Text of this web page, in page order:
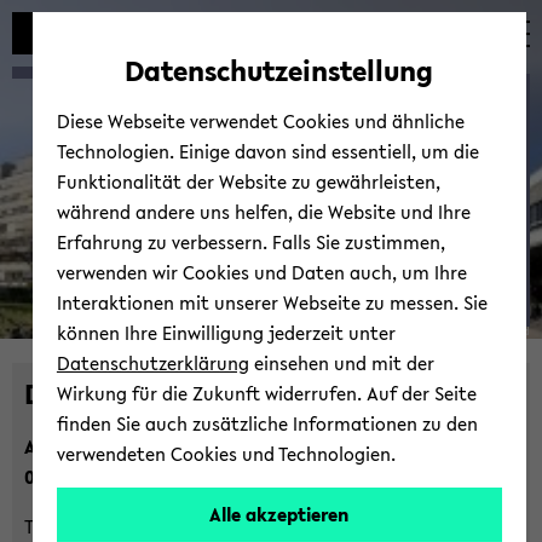
Automatische
vermeiden
zum
wechseln
zum
wechseln
zum
wechseln
Tech­no­lo­gies
Prof.
Dr.
Kevin
Tier­
ney
© Uni­ver­si­tät Bie­le­feld
De­cis­i­on and Ope­ra­ti­on Tech­no­lo­gies
At­ten­ti­on: I am mo­ving to theUni­ver­si­ty of Vi­en­na
01.10.2025.
Thank you to all the great stu­dents and col­le­agues at
Datenschutzeinstellung
Diese Webseite verwendet Cookies und ähnliche
Technologien. Einige davon sind essentiell, um die
Funktionalität der Website zu gewährleisten,
während andere uns helfen, die Website und Ihre
Erfahrung zu verbessern. Falls Sie zustimmen,
verwenden wir Cookies und Daten auch, um Ihre
Interaktionen mit unserer Webseite zu messen. Sie
können Ihre Einwilligung jederzeit unter
Datenschutzerklärung einsehen und mit der
Wirkung für die Zukunft widerrufen. Auf der Seite
finden Sie auch zusätzliche Informationen zu den
verwendeten Cookies und Technologien.
Alle akzeptieren